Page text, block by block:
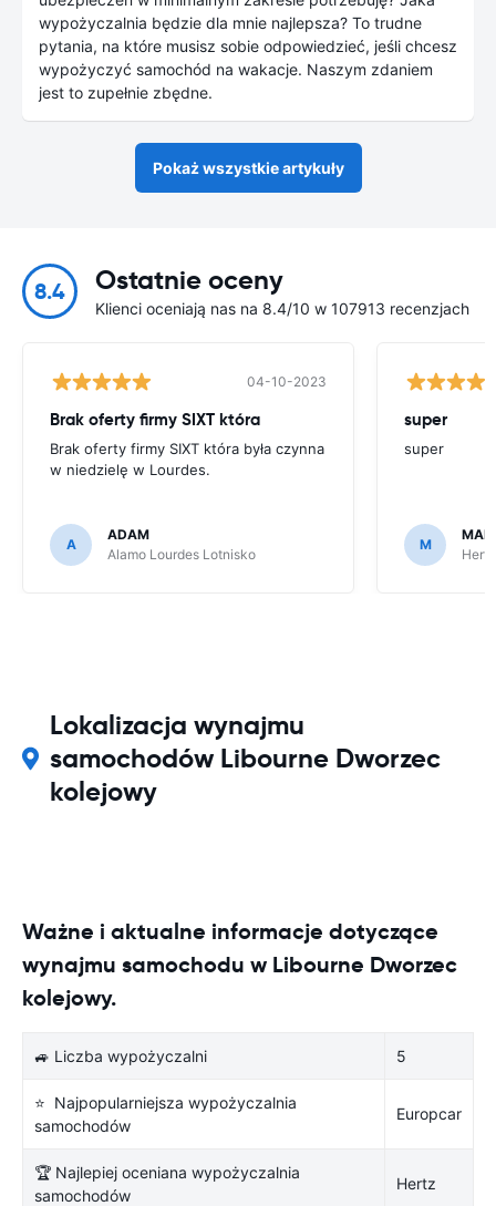
wypożyczalnia będzie dla mnie najlepsza? To trudne
pytania, na które musisz sobie odpowiedzieć, jeśli chcesz
wypożyczyć samochód na wakacje. Naszym zdaniem
jest to zupełnie zbędne.
Pokaż wszystkie artykuły
8.4 Ostatnie oceny
Klienci oceniają nas na 8.4/10 w 107913 recenzjach
04-10-2023
Brak oferty firmy SIXT która
Brak oferty firmy SIXT która była czynna
w niedzielę w Lourdes.
A
ADAM
Alamo Lourdes Lotnisko
super
super
M
Lokalizacja wynajmu
samochodów Libourne Dworzec
kolejowy
Ważne i aktualne informacje dotyczące
wynajmu samochodu w Libourne Dworzec
kolejowy.
🚙 Liczba wypożyczalni 5
⭐ Najpopularniejsza wypożyczalnia
samochodów
Europcar
🏆 Najlepiej oceniana wypożyczalnia
samochodów
Hertz